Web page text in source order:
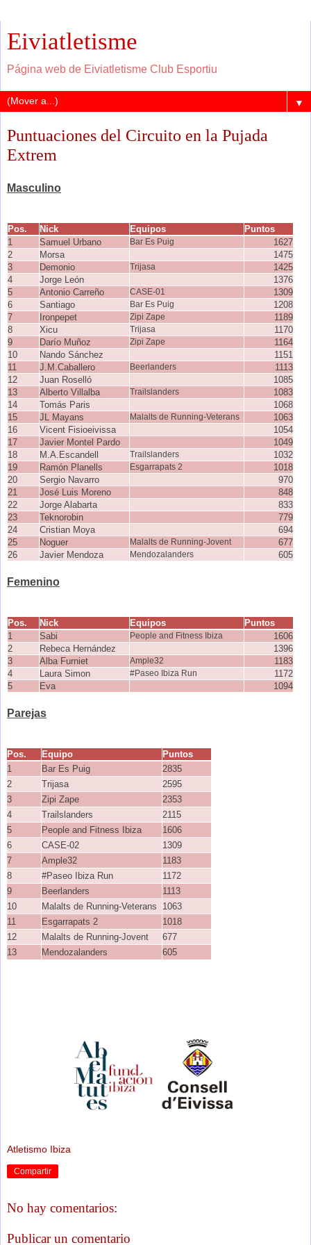
Eiviatletisme
Página web de Eiviatletisme Club Esportiu
▼
Puntuaciones del Circuito en la Pujada
Extrem
Masculino
Pos. Nick Equipos
Puntos
1
Samuel Urbano Bar Es Puig
1627
2
Morsa
1475
3
Demonio Trijasa
1425
4
Jorge León
1376
5
Antonio Carreño CASE-01
1309
6
Santiago Bar Es Puig
1208
7
Ironpepet Zipi Zape
1189
8
Xicu Trijasa
1170
9
Darío Muñoz Zipi Zape
1164
10
Nando Sánchez
1151
11
J.M.Caballero Beerlanders
1113
12
Juan Roselló
1085
13
Alberto Villalba Trailslanders
1083
14
Tomás Paris
1068
15
JL Mayans Malalts de Running-Veterans
1063
16
Vicent Fisioeivissa
1054
17
Javier Montel Pardo
1049
18
M.A.Escandell Trailslanders
1032
19
Ramón Planells Esgarrapats 2
1018
20
Sergio Navarro
970
21
José Luis Moreno
848
22
Jorge Alabarta
833
23
Teknorobin
779
24
Cristian Moya
694
25
Noguer Malalts de Running-Jovent
677
26
Javier Mendoza Mendozalanders 605
Femenino
Pos. Nick Equipos
Puntos
1
Sabi People and Fitness Ibiza
1606
2
Rebeca Hernández
1396
3
Alba Furniet Ample32
1183
4
Laura Simon #Paseo Ibiza Run
1172
5
Eva 1094
Parejas
Pos. Equipo
Puntos
1
Bar Es Puig
2835
2
Trijasa
2595
3
Zipi Zape
2353
4
Trailslanders
2115
5
People and Fitness Ibiza
1606
6
CASE-02
1309
7
Ample32
1183
8
#Paseo Ibiza Run
1172
9
Beerlanders
1113
10
Malalts de Running-Veterans
1063
11
Esgarrapats 2
1018
12
Malalts de Running-Jovent
677
13
Mendozalanders 605
Atletismo Ibiza
Compartir
No hay comentarios:
Publicar un comentario